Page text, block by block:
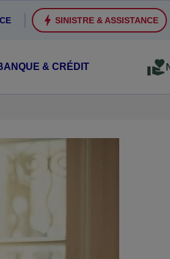
SINISTRE & ASSISTANCE
& CRÉDIT